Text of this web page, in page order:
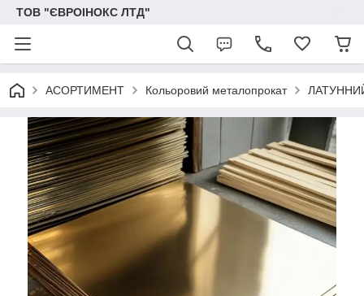
ТОВ "ЄВРОІНОКС ЛТД"
АСОРТИМЕНТ Кольоровий металопрокат